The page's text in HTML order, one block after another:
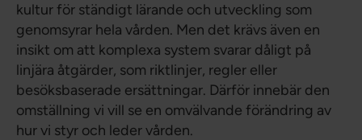
kultur för ständigt lärande och utveckling som
genomsyrar hela vården. Men det krävs även en
insikt om att komplexa system svarar dåligt på
linjära åtgärder, som riktlinjer, regler eller
besöksbaserade ersättningar. Därför innebär den
omställning vi vill se en omvälvande förändring av
hur vi styr och leder vården.